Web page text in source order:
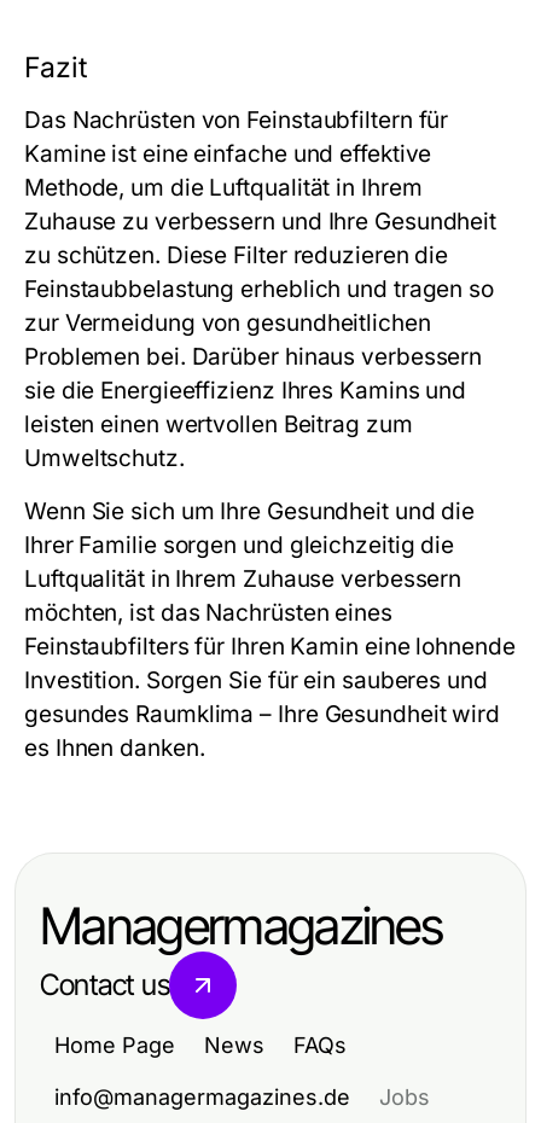
Fazit
Das Nachrüsten von Feinstaubfiltern für
Kamine ist eine einfache und effektive
Methode, um die Luftqualität in Ihrem
Zuhause zu verbessern und Ihre Gesundheit
zu schützen. Diese Filter reduzieren die
Feinstaubbelastung erheblich und tragen so
zur Vermeidung von gesundheitlichen
Problemen bei. Darüber hinaus verbessern
sie die Energieeffizienz Ihres Kamins und
leisten einen wertvollen Beitrag zum
Umweltschutz.
Wenn Sie sich um Ihre Gesundheit und die
Ihrer Familie sorgen und gleichzeitig die
Luftqualität in Ihrem Zuhause verbessern
möchten, ist das Nachrüsten eines
Feinstaubfilters für Ihren Kamin eine lohnende
Investition. Sorgen Sie für ein sauberes und
gesundes Raumklima – Ihre Gesundheit wird
es Ihnen danken.
Managermagazines
Contact us
Home Page News FAQs
info@managermagazines.de Jobs